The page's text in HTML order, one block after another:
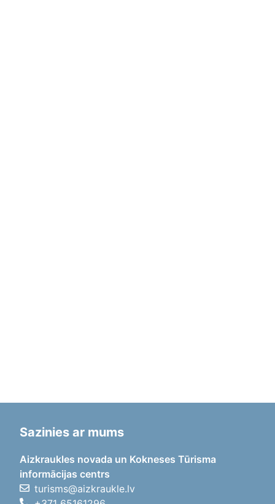
Sazinies ar mums
Aizkraukles novada un Kokneses Tūrisma
informācijas centrs
turisms@aizkraukle.lv